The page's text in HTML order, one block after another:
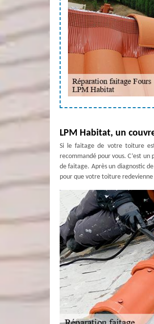
LPM Habitat, un
Si le faitage de votre toiture
recommandé pour vous. C’est
de faitage. Après un diagnostic
pour que votre toiture redevienne